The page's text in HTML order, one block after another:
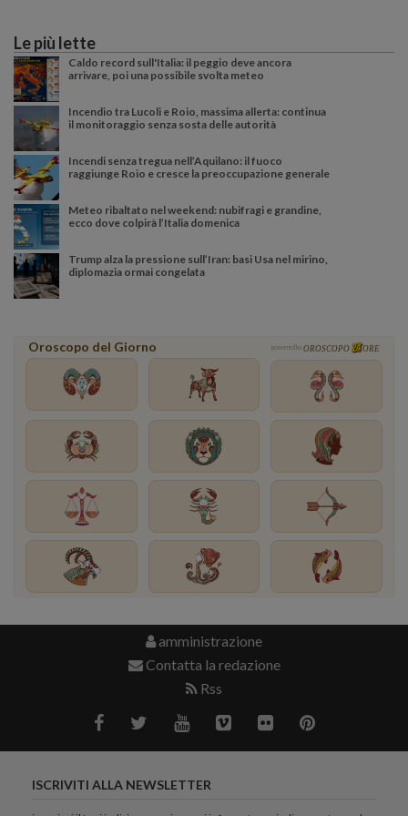
Le più lette
Caldo record sull'Italia: il peggio deve ancora
arrivare, poi una possibile svolta meteo
Incendio tra Lucoli e Roio, massima allerta: continua
il monitoraggio senza sosta delle autorità
Incendi senza tregua nell’Aquilano: il fuoco
raggiunge Roio e cresce la preoccupazione generale
Meteo ribaltato nel weekend: nubifragi e grandine,
ecco dove colpirà l’Italia domenica
Trump alza la pressione sull’Iran: basi Usa nel mirino,
diplomazia ormai congelata
Oroscopo del Giorno powered by OROSCOPO ORE
amministrazione
Contatta la redazione
Rss
ISCRIVITI ALLA NEWSLETTER